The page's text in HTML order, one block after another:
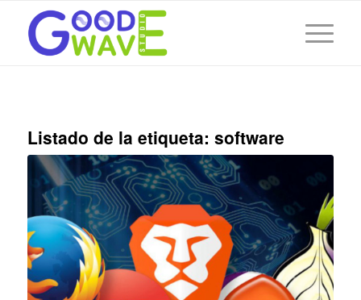
Listado de la etiqueta: software